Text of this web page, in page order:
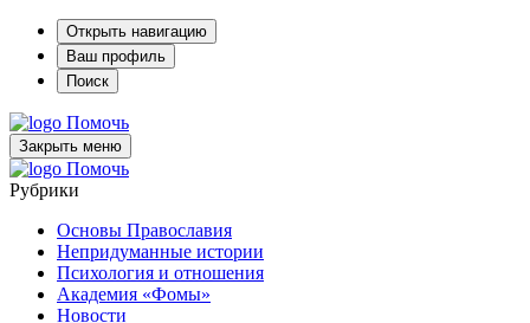
Открыть навигацию
Ваш профиль
Поиск
Помочь
Закрыть меню
Помочь
Рубрики
Основы Православия
Непридуманные истории
Психология и отношения
Академия «Фомы»
Новости